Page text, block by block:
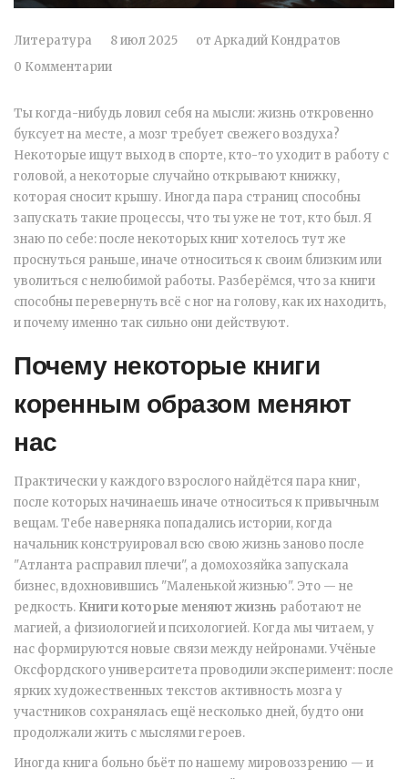
Литература 8 июл 2025 от Аркадий Кондратов
0 Комментарии
Ты когда-нибудь ловил себя на мысли: жизнь откровенно
буксует на месте, а мозг требует свежего воздуха?
Некоторые ищут выход в спорте, кто-то уходит в работу с
головой, а некоторые случайно открывают книжку,
которая сносит крышу. Иногда пара страниц способны
запускать такие процессы, что ты уже не тот, кто был. Я
знаю по себе: после некоторых книг хотелось тут же
проснуться раньше, иначе относиться к своим близким или
уволиться с нелюбимой работы. Разберёмся, что за книги
способны перевернуть всё с ног на голову, как их находить,
и почему именно так сильно они действуют.
Почему некоторые книги
коренным образом меняют
нас
Практически у каждого взрослого найдётся пара книг,
после которых начинаешь иначе относиться к привычным
вещам. Тебе наверняка попадались истории, когда
начальник конструировал всю свою жизнь заново после
"Атланта расправил плечи", а домохозяйка запускала
бизнес, вдохновившись "Маленькой жизнью". Это — не
редкость. Книги которые меняют жизнь работают не
магией, а физиологией и психологией. Когда мы читаем, у
нас формируются новые связи между нейронами. Учёные
Оксфордского университета проводили эксперимент: после
ярких художественных текстов активность мозга у
участников сохранялась ещё несколько дней, будто они
продолжали жить с мыслями героев.
Иногда книга больно бьёт по нашему мировоззрению — и